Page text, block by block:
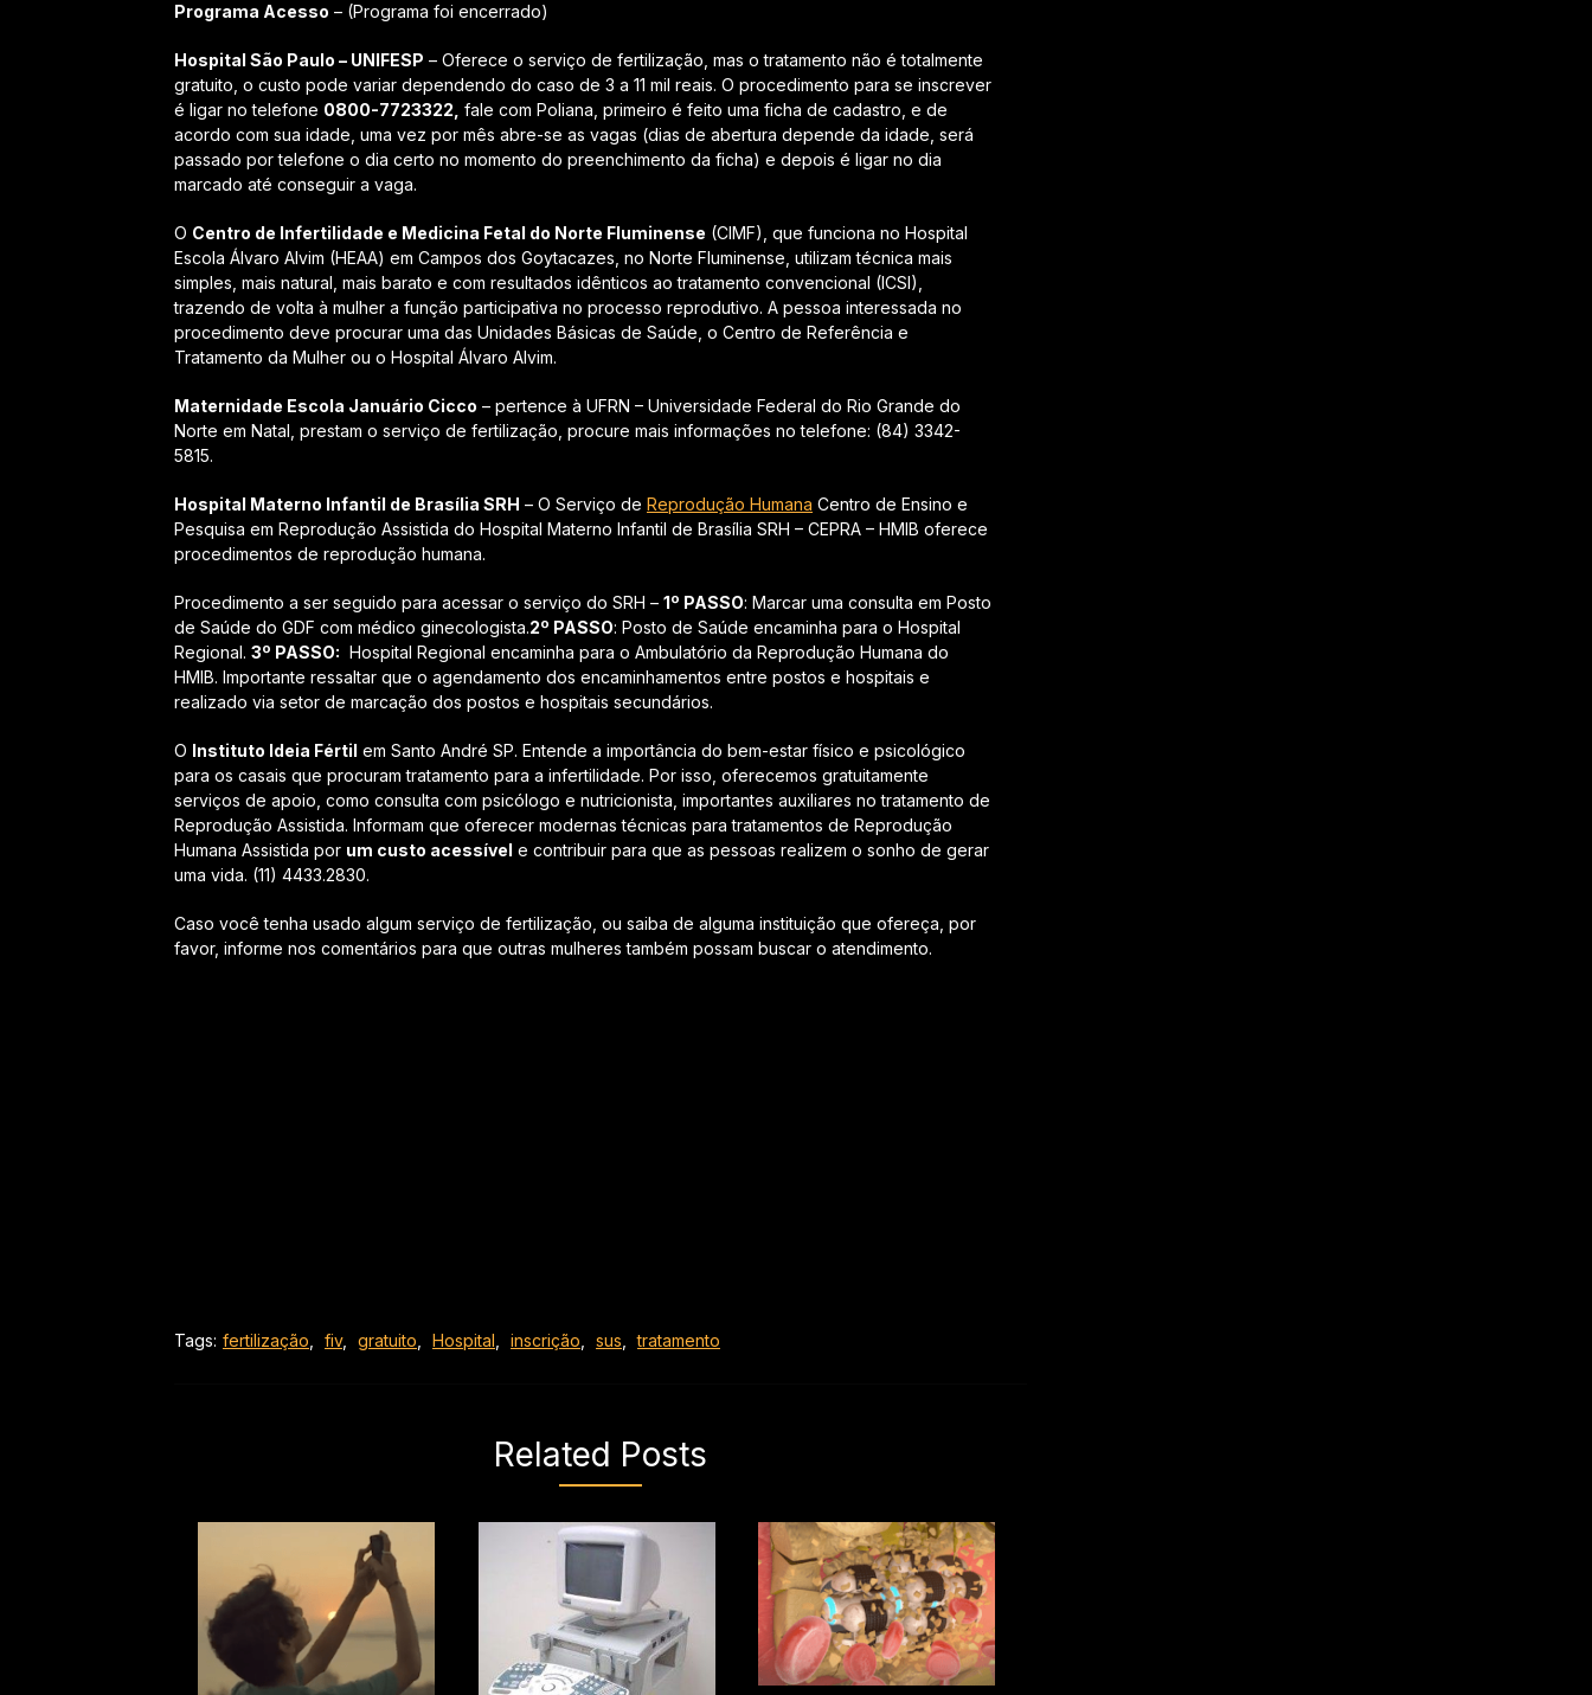
Programa Acesso – (Programa foi encerrado)
Hospital São Paulo – UNIFESP – Oferece o serviço de fertilização, mas o tratamento não é totalmente
gratuito, o custo pode variar dependendo do caso de 3 a 11 mil reais. O procedimento para se inscrever
é ligar no telefone 0800-7723322, fale com Poliana, primeiro é feito uma ficha de cadastro, e de
acordo com sua idade, uma vez por mês abre-se as vagas (dias de abertura depende da idade, será
passado por telefone o dia certo no momento do preenchimento da ficha) e depois é ligar no dia
marcado até conseguir a vaga.
O Centro de Infertilidade e Medicina Fetal do Norte Fluminense (CIMF), que funciona no Hospital
Escola Álvaro Alvim (HEAA) em Campos dos Goytacazes, no Norte Fluminense, utilizam técnica mais
simples, mais natural, mais barato e com resultados idênticos ao tratamento convencional (ICSI),
trazendo de volta à mulher a função participativa no processo reprodutivo. A pessoa interessada no
procedimento deve procurar uma das Unidades Básicas de Saúde, o Centro de Referência e
Tratamento da Mulher ou o Hospital Álvaro Alvim.
Maternidade Escola Januário Cicco – pertence à UFRN – Universidade Federal do Rio Grande do
Norte em Natal, prestam o serviço de fertilização, procure mais informações no telefone: (84) 3342-
5815.
Hospital Materno Infantil de Brasília SRH – O Serviço de Reprodução Humana Centro de Ensino e
Pesquisa em Reprodução Assistida do Hospital Materno Infantil de Brasília SRH – CEPRA – HMIB oferece
procedimentos de reprodução humana.
Procedimento a ser seguido para acessar o serviço do SRH – 1º PASSO: Marcar uma consulta em Posto
de Saúde do GDF com médico ginecologista.2º PASSO: Posto de Saúde encaminha para o Hospital
Regional. 3º PASSO: Hospital Regional encaminha para o Ambulatório da Reprodução Humana do
HMIB. Importante ressaltar que o agendamento dos encaminhamentos entre postos e hospitais e
realizado via setor de marcação dos postos e hospitais secundários.
O Instituto Ideia Fértil em Santo André SP. Entende a importância do bem-estar físico e psicológico
para os casais que procuram tratamento para a infertilidade. Por isso, oferecemos gratuitamente
serviços de apoio, como consulta com psicólogo e nutricionista, importantes auxiliares no tratamento de
Reprodução Assistida. Informam que oferecer modernas técnicas para tratamentos de Reprodução
Humana Assistida por um custo acessível e contribuir para que as pessoas realizem o sonho de gerar
uma vida. (11) 4433.2830.
Caso você tenha usado algum serviço de fertilização, ou saiba de alguma instituição que ofereça, por
favor, informe nos comentários para que outras mulheres também possam buscar o atendimento.
Tags: fertilização, fiv, gratuito, Hospital, inscrição, sus, tratamento
Related Posts